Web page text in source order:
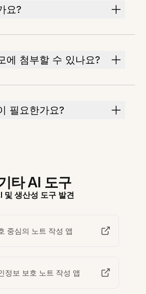
요?
에 첨부할 수 있나요?
필요한가요?
타 AI 도구
및 생산성 도구 발견
중심의 노트 작성 앱
정보 보호 노트 작성 앱